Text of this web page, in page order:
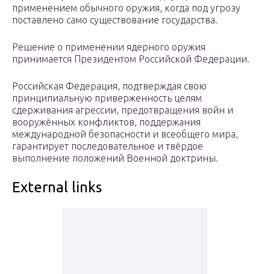
применением обычного оружия, когда под угрозу
поставлено само существование государства.
Решение о применении ядерного оружия
принимается Президентом Российской Федерации.
Российская Федерация, подтверждая свою
принципиальную приверженность целям
сдерживания агрессии, предотвращения войн и
вооружённых конфликтов, поддержания
международной безопасности и всеобщего мира,
гарантирует последовательное и твёрдое
выполнение положений Военной доктрины.
External links